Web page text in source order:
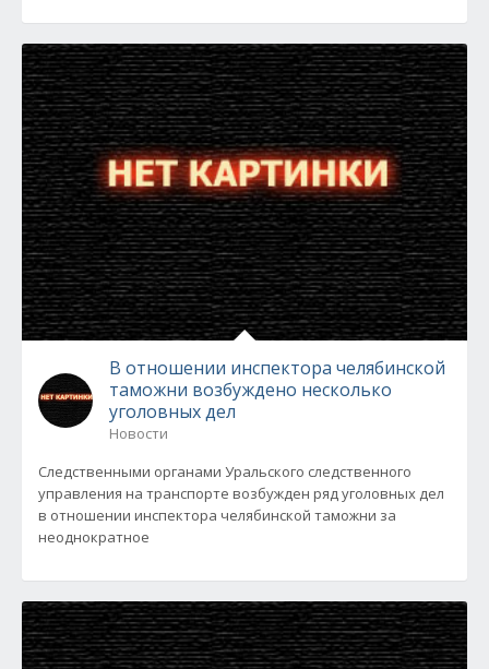
В отношении инспектора челябинской
таможни возбуждено несколько
уголовных дел
Новости
Следственными органами Уральского следственного
управления на транспорте возбужден ряд уголовных дел
в отношении инспектора челябинской таможни за
неоднократное